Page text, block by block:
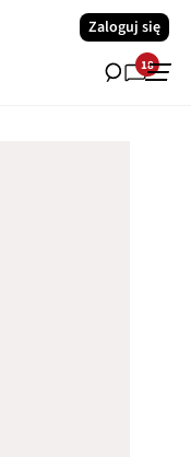
Zaloguj się
18